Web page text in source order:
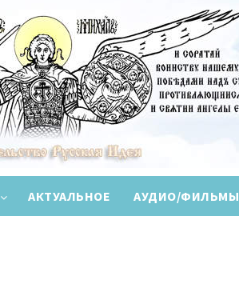
АКТУАЛЬНОЕ АУДИО/ФИЛЬМЫ